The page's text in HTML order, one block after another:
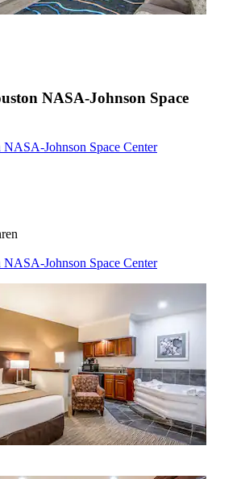
NASA-Johnson Space
Johnson Space Center
Johnson Space Center